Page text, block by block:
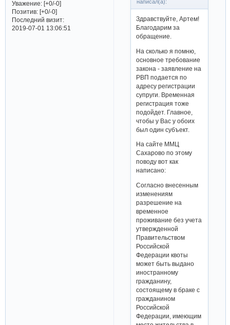
Уважение: [+0/-0]
Позитив: [+0/-0]
Последний визит:
2019-07-01 13:06:51
написал(а):
Здравствуйте, Артем!
Благодарим за
обращение.
На сколько я помню,
основное требование
закона - заявление на
РВП подается по
адресу регистрации
супруги. Временная
регистрация тоже
подойдет. Главное,
чтобы у Вас у обоих
был один субъект.
На сайте ММЦ
Сахарово по этому
поводу вот как
написано:
Согласно внесенным
изменениям
разрешение на
временное
проживание без учета
утвержденной
Правительством
Российской
Федерации квоты
может быть выдано
иностранному
гражданину,
состоящему в браке с
гражданином
Российской
Федерации, имеющим